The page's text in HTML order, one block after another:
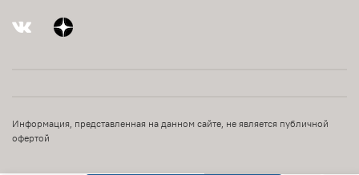
Информация, представленная на данном сайте, не является публичной
офертой